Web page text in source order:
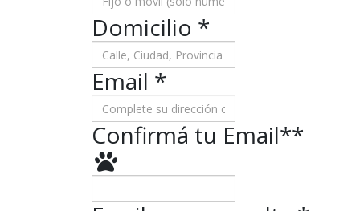
Domicilio *
Email *
Confirmá tu Email**